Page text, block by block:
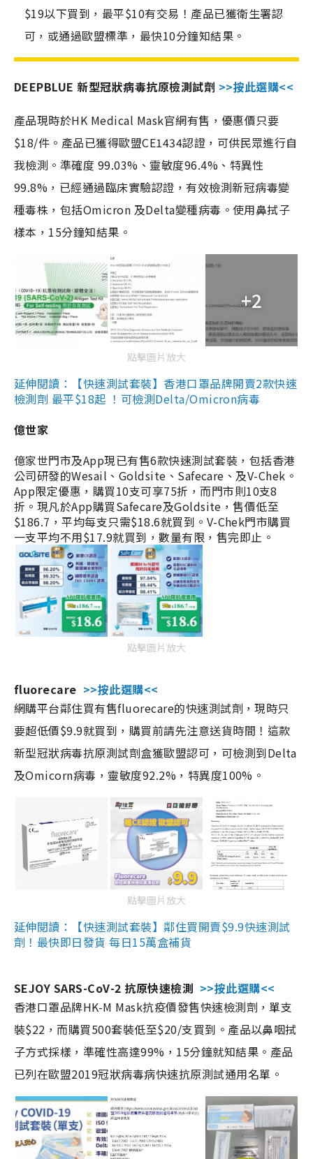
$19以下買到，最平$10有交易！產品已獲衛生署認
可，或通過歐盟標準，最快10分鐘知結果。
DEEPBLUE 新型冠狀病毒抗原檢測試劑 >>按此選購<<
產品現時於HK Medical Mask官網有售，優惠價只要
$18/件。產品已獲得歐盟CE1434認證，可供民眾進行自
我檢測。準確度 99.03%、靈敏度96.4%、特異性
99.8%，已經通過臨床實驗認證，有效檢測新冠病毒變
種毒株，包括Omicron 及Delta變種病毒。使用鼻拭子
樣本，15分鐘知結果。
+2
點擊圖片放大
延伸閱讀：【快速測試套裝】香港口罩品牌開賣2款快速
檢測劑 最平$18起 ！可檢測Delta/Omicron病毒
億世家
億家世門市及App現已有售6款快速測試套裝，包括香港
公司研發的Wesail、Goldsite、Safecare、及V-Chek。
App限定優惠，購買10支可享75折，而門市則10支8
折。現凡於App購買Safecare及Goldsite，售價低至
$186.7，平均每支只需$18.6就買到。V-Chek門市購買
一支平均不用$17.9就買到，數量有限，售完即止。
點擊圖片放大
fluorecare >>按此選購<<
網購平台鄰住買有售fluorecare的快速測試劑，現時只
要超低價$9.9就買到，購買前請先注意送貨時間！這款
新型冠狀病毒抗原測試劑盒獲歐盟認可，可檢測到Delta
及Omicorn病毒，靈敏度92.2%，特異度100%。
點擊圖片放大
延伸閱讀：【快速測試套裝】鄰住買開賣$9.9快速測試
劑！最快即日發貨 每日15萬盒補貨
SEJOY SARS-CoV-2 抗原快速檢測 >>按此選購<<
香港口罩品牌HK-M Mask抗疫價發售快速檢測劑，單支
裝$22，而購買500套裝低至$20/支買到。產品以鼻咽拭
子方式採樣，準確性高達99%，15分鐘就知結果。產品
已列在歐盟2019冠狀病毒病快速抗原測試通用名單。